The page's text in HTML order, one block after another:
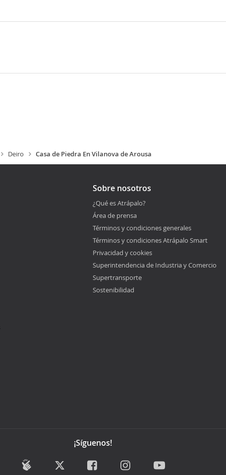
Deiro Casa de Piedra En Vilanova de Arousa
Sobre nosotros
¿Qué es Atrápalo?
Área de prensa
Términos y condiciones generales
Términos y condiciones Atrápalo Smart
Privacidad y cookies
Superintendencia de Industria y Comercio
Supertransporte
Sostenibilidad
¡Síguenos!